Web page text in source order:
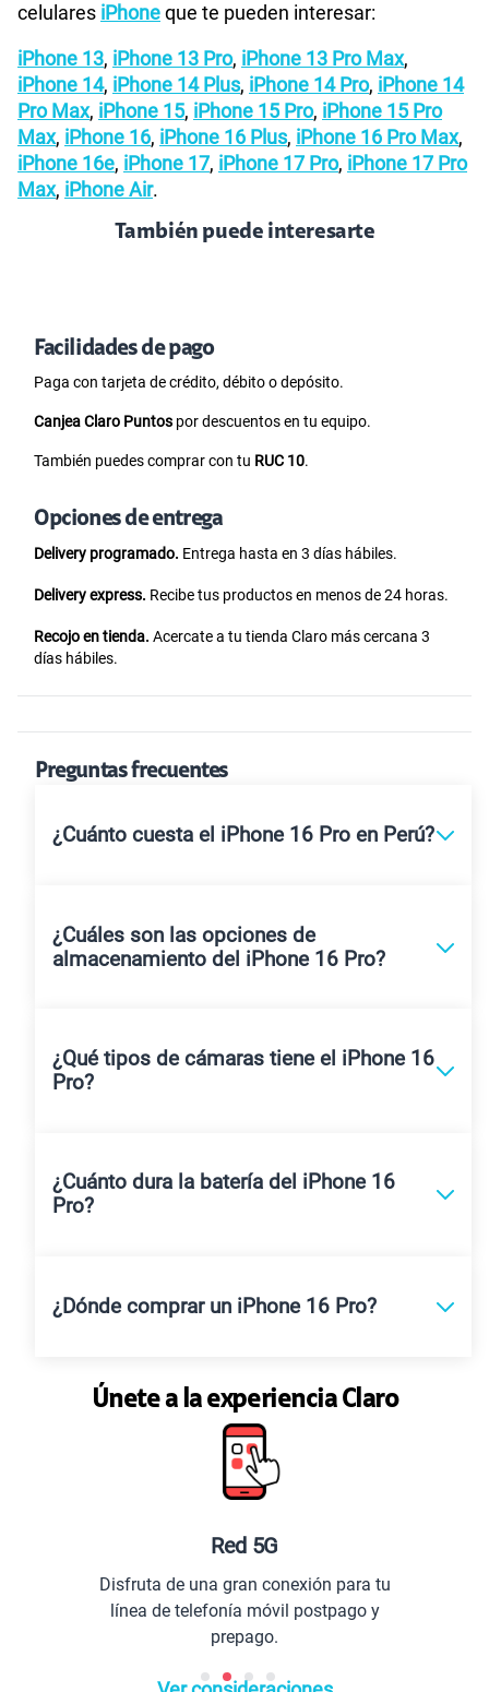
celulares iPhoneque te pueden interesar:
iPhone 13, iPhone 13 Pro, iPhone 13 Pro Max,
iPhone 14, iPhone 14 Plus, iPhone 14 Pro, iPhone 14
Pro Max, iPhone 15, iPhone 15 Pro, iPhone 15 Pro
Max, iPhone 16, iPhone 16 Plus, iPhone 16 Pro Max,
iPhone 16e, iPhone 17, iPhone 17 Pro, iPhone 17 Pro
Max, iPhone Air.
También puede interesarte
Facilidades de pago
Paga con tarjeta de crédito, débito o depósito.
Canjea Claro Puntos por descuentos en tu equipo.
También puedes comprar con tu RUC 10.
Opciones de entrega
Delivery programado. Entrega hasta en 3 días hábiles.
Delivery express. Recibe tus productos en menos de 24 horas.
Recojo en tienda. Acercate a tu tienda Claro más cercana 3
días hábiles.
Preguntas frecuentes
¿Cuánto cuesta el iPhone 16 Pro en Perú?
¿Cuáles son las opciones de
almacenamiento del iPhone 16 Pro?
¿Qué tipos de cámaras tiene el iPhone 16
Pro?
¿Cuánto dura la batería del iPhone 16
Pro?
¿Dónde comprar un iPhone 16 Pro?
Únete a la experiencia Claro
Red 5G
Disfruta de una gran conexión para tu
línea de telefonía móvil postpago y
prepago.